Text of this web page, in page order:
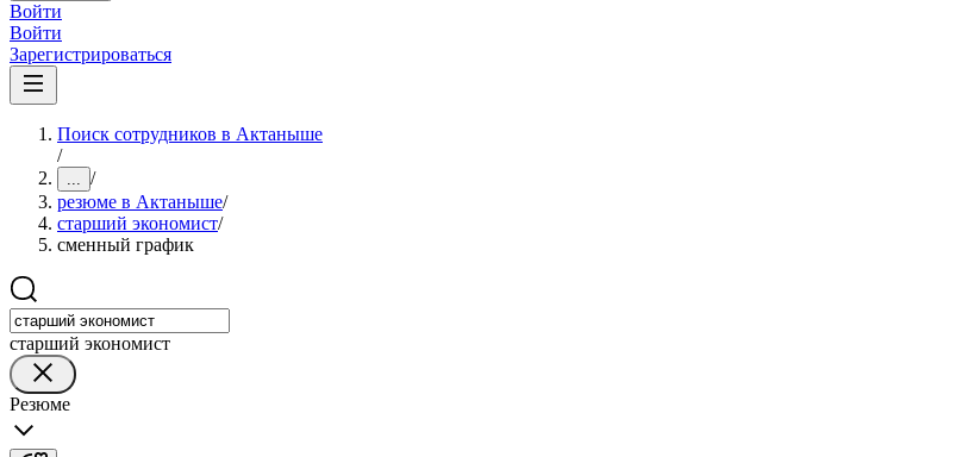
Войти
Войти
Зарегистрироваться
Поиск сотрудников в Актаныше
/
... /
резюме в Актаныше/
старший экономист/
сменный график
старший экономист
Резюме